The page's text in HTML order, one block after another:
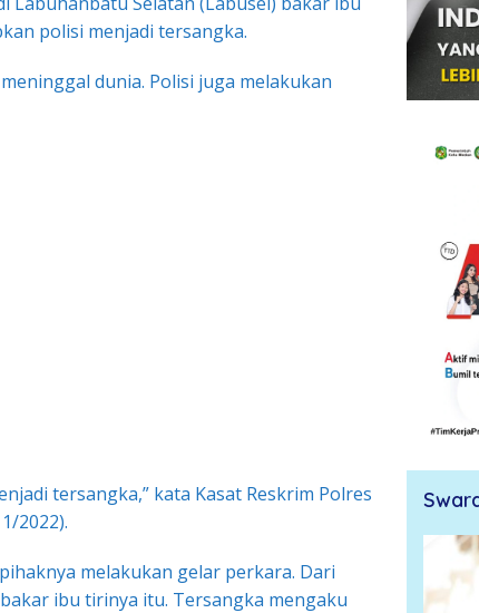
polisi menjadi tersangka.
dunia. Polisi juga melakukan
tersangka,” kata Kasat Reskrim Polres
2022).
melakukan gelar perkara. Dari
ibu tirinya itu. Tersangka mengaku